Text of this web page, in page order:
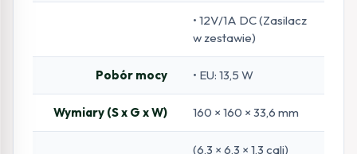
• 12V/1A DC (Zasilacz
w zestawie)
Pobór mocy • EU: 13,5 W
Wymiary (S x G x W) 160 × 160 × 33,6 mm
(6,3 × 6,3 × 1,3 cali)